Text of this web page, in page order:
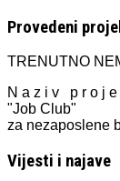
Provedeni
TRENUTNO
N a z i v p r o j e
"Job Club"
za nezaposlene
Vijesti i najave